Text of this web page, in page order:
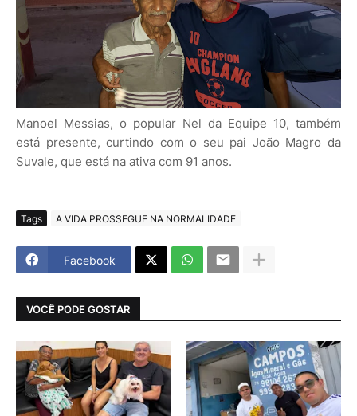
Manoel Messias, o popular Nel da Equipe 10, também
está presente, curtindo com o seu pai João Magro da
Suvale, que está na ativa com 91 anos.
Tags A VIDA PROSSEGUE NA NORMALIDADE
Facebook
VOCÊ PODE GOSTAR